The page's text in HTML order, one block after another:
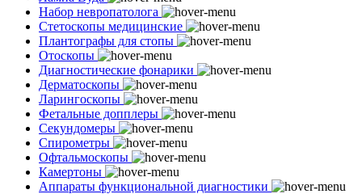
Набор невропатолога
Стетоскопы медицинские
Плантографы для стопы
Отоскопы
Диагностические фонарики
Дерматоскопы
Ларингоскопы
Фетальные допплеры
Секундомеры
Спирометры
Офтальмоскопы
Камертоны
Аппараты функциональной диагностики